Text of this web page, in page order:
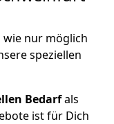
nur möglich
speziellen
Bedarfals
ist für Dich